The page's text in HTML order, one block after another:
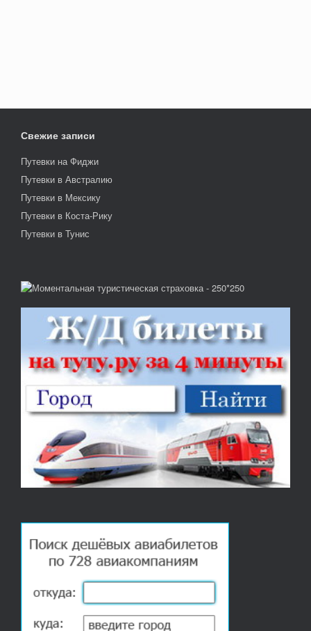
Свежие записи
Путевки на Фиджи
Путевки в Австралию
Путевки в Мексику
Путевки в Коста-Рику
Путевки в Тунис